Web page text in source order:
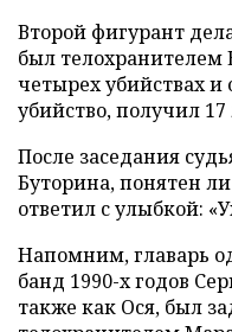
Второй фигурант
был телохранителем
четырех убийствах
убийство, получил
После заседания
Буторина, понятен
ответил с улыбкой:
Напомним, главарь
банд 1990-х годов
также как Ося, был